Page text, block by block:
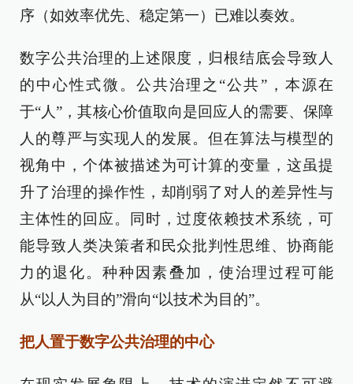
序（如效率优先、稳定第一）已难以奏效。
数字公共治理的上述限度，归根结底会导致人
的中心性式微。公共治理之“公共”，本源在
于“人”，其核心价值取向是回应人的需要、保障
人的尊严与实现人的发展。但在算法与模型的
视角中，个体被描述为可计算的变量，这虽提
升了治理的操作性，却削弱了对人的差异性与
主体性的回应。同时，过度依赖技术系统，可
能导致人类决策者和民众批判性思维、协商能
力的退化。种种因素叠加，使治理过程可能
从“以人为目的”滑向“以技术为目的”。
把人置于数字公共治理的中心